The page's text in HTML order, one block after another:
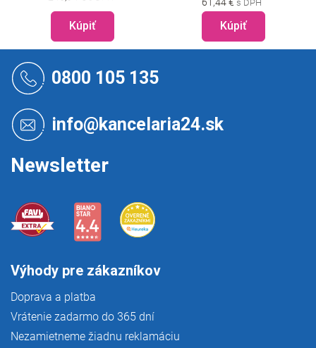
Kúpiť Kúpiť
0800 105 135
info@kancelaria24.sk
Newsletter
Výhody pre zákazníkov
Doprava a platba
Vrátenie zadarmo do 365 dní
Nezamietneme žiadnu reklamáciu